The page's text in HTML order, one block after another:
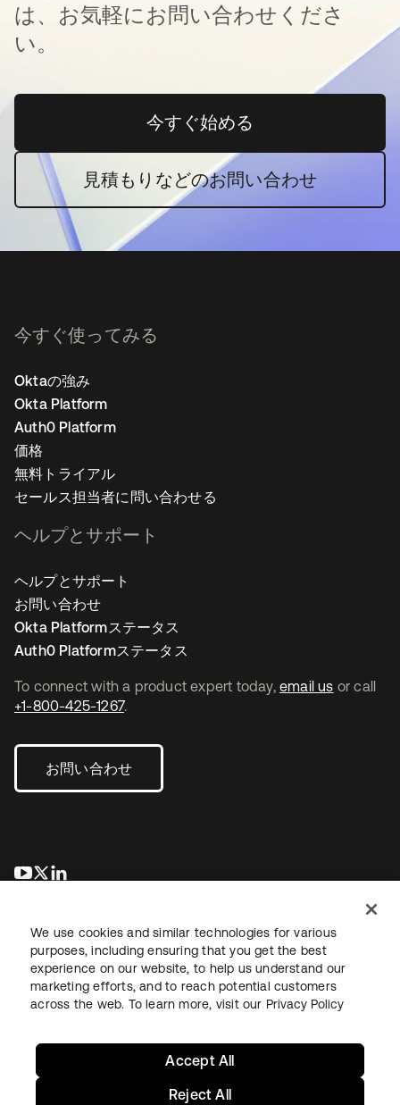
は、お気軽にお問い合わせくださ
い。
今すぐ始める新しいタブで開く
見積もりなどのお問い合わせ
To connect with a product expert today, email us or call
+1-800-425-1267.
お問い合わせ
新しいタブで開く
新しいタブで開く
今すぐ使ってみる
Oktaの強み
Okta Platform
Auth0 Platform
価格
無料トライアル
セールス担当者に問い合わせる
ヘルプとサポート
ヘルプとサポート
お問い合わせ
Okta Platformステータス
Auth0 Platformステータス
法務プライバシーポリシーサイト利用規約セキュリティ
We use cookies and similar technologies for various
purposes, including ensuring that you get the best
experience on our website, to help us understand our
marketing efforts, and to reach potential customers
across the web. To learn more, visit our Privacy Policy
Reject All
Accept All